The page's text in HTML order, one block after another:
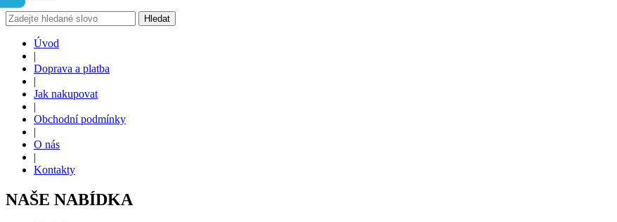
Hledat
Úvod
|
Doprava a platba
|
Jak nakupovat
|
Obchodní podmínky
|
O nás
|
Kontakty
NAŠE NABÍDKA